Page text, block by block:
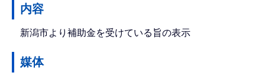
内容
新潟市より補助金を受けている旨の表示
媒体